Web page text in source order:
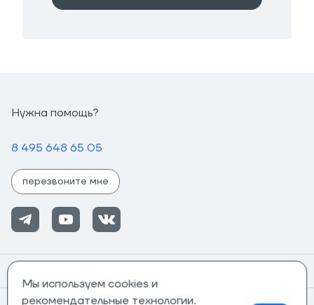
Нужна помощь?
8 495 648 65 05
перезвоните мне
Мы используем cookies и
рекомендательные технологии.